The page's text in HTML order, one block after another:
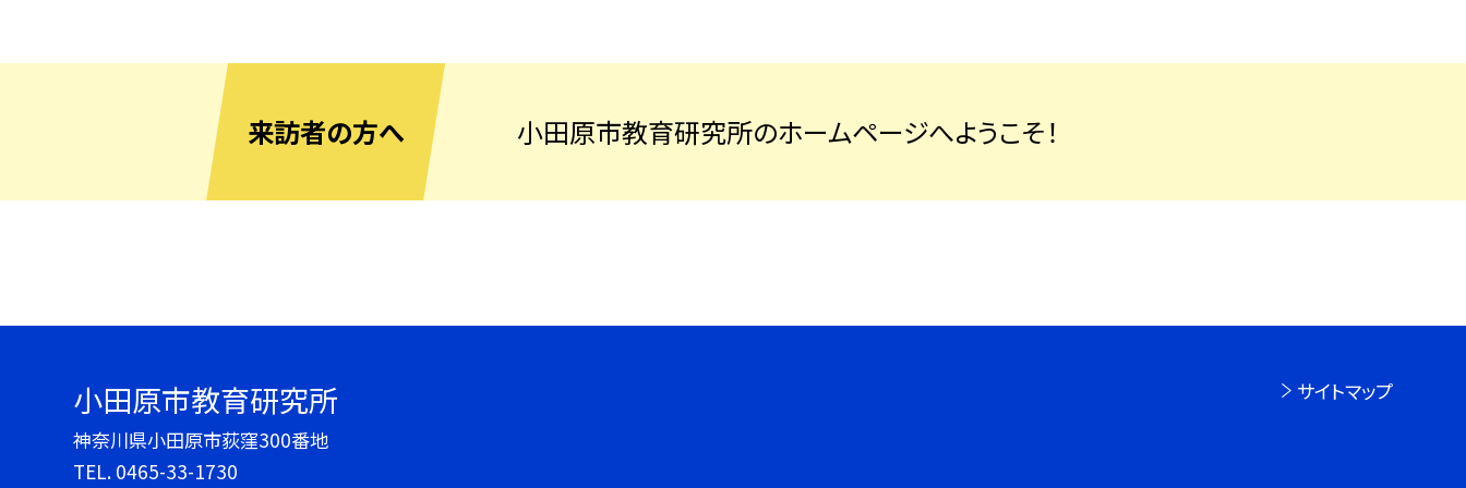
来訪者の方へ 小田原市教育研究所のホームページへようこそ！
小田原市教育研究所
神奈川県小田原市荻窪300番地
TEL. 0465-33-1730
サイトマップ